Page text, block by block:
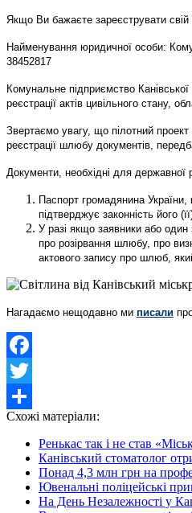
Якщо Ви бажаєте зареєструвати
Найменування юридичної особи:
38452817
Комунальне підприємство
реєстрації актів цивільного стану,
Звертаємо увагу, що пілотний
реєстрації шлюбу документів,
Документи, необхідні для державної
Паспорт громадянина
підтверджує законність його
У разі якщо заявники або
про розірвання шлюбу, про
актового запису про шлюб,
Нагадаємо нещодавно ми писали
Facebook
Twitter
Share
Схожі матеріали:
Ренькас так і не став
Канівський стоматолог
Понад 4,3 млн грн на
Ювенальні поліцейські
На День Незалежності у